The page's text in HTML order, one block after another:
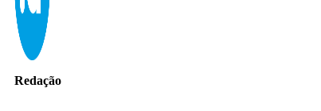
Redação